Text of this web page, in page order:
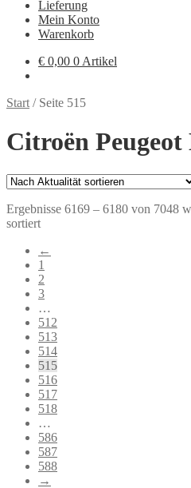
Lieferung
Mein Konto
Warenkorb
€ 0,00 0 Artikel
Start / Seite 515
Citroën
Ergebnisse 6169 – 6180 von 7048
sortiert
←
1
2
3
…
512
513
514
515
516
517
518
…
586
587
588
→